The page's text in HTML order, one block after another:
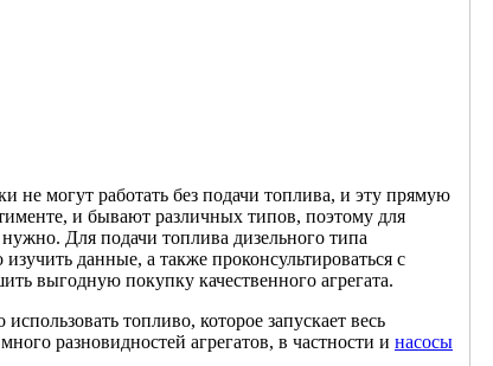
не могут работать без подачи топлива, и эту прямую
и бывают различных типов, поэтому для
Для подачи топлива дизельного типа
данные, а также проконсультироваться с
выгодную покупку качественного агрегата.
топливо, которое запускает весь
разновидностей агрегатов, в частности и насосы